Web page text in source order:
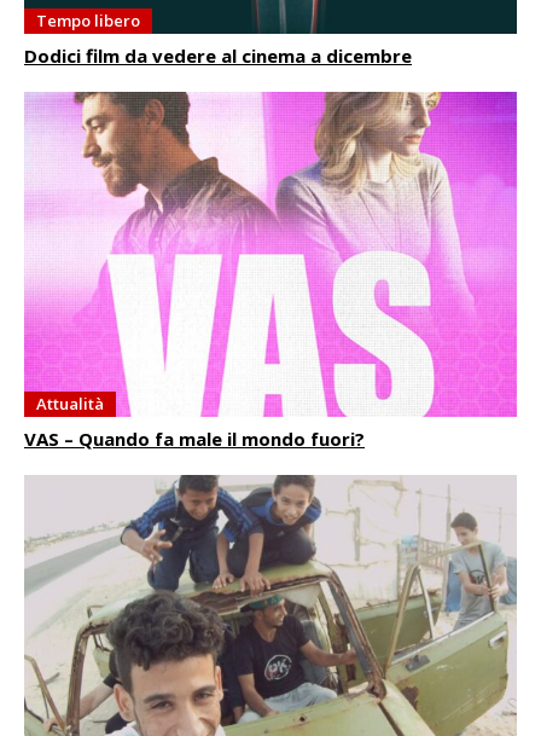
Tempo libero
Dodici film da vedere al cinema a dicembre
Attualità
VAS – Quando fa male il mondo fuori?